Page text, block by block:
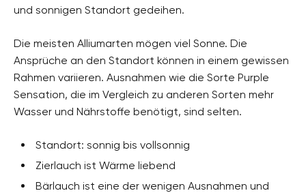
Pflanzenarten
Gartenstil
Ziergarten, Blumengarten, Naturgarten
und sonnigen Standort gedeihen.
Die meisten Alliumarten mögen viel Sonne. Die
Ansprüche an den Standort können in einem gewissen
Rahmen variieren. Ausnahmen wie die Sorte Purple
Sensation, die im Vergleich zu anderen Sorten mehr
Wasser und Nährstoffe benötigt, sind selten.
Standort: sonnig bis vollsonnig
Zierlauch ist Wärme liebend
Bärlauch ist eine der wenigen Ausnahmen und